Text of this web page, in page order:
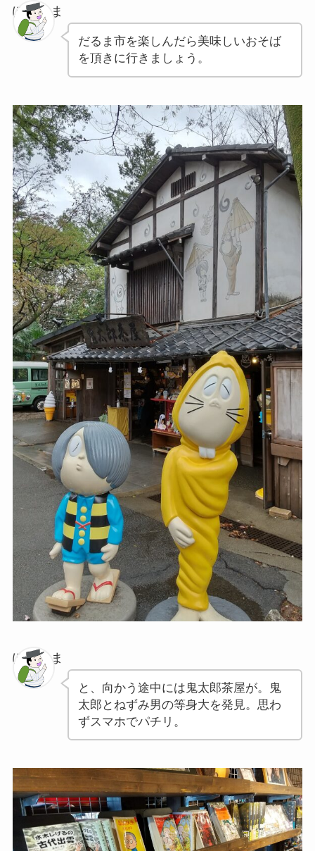
ぽちゃま
だるま市を楽しんだら美味しいおそば
を頂きに行きましょう。
ぽちゃま
と、向かう途中には鬼太郎茶屋が。鬼
太郎とねずみ男の等身大を発見。思わ
ずスマホでパチリ。